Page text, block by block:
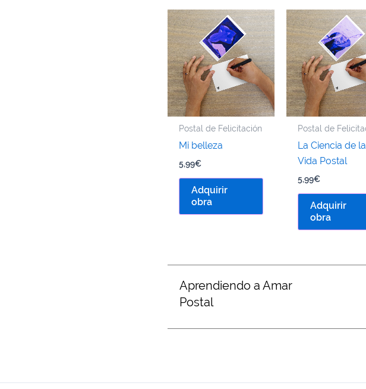
Postal de Felicitación
Mi belleza
5,99€
Adquirir
obra
Postal de
La Ciencia de la
Vida Postal
5,99€
Adquirir
obra
Aprendiendo a Amar
Postal